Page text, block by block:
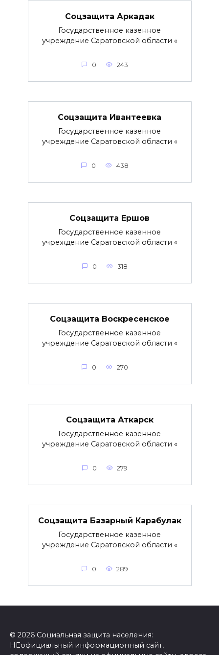
Соцзащита Аркадак
Государственное казенное
учреждение Саратовской области «
0 243
Соцзащита Ивантеевка
Государственное казенное
учреждение Саратовской области «
0 438
Соцзащита Ершов
Государственное казенное
учреждение Саратовской области «
0 318
Соцзащита Воскресенское
Государственное казенное
учреждение Саратовской области «
0 270
Соцзащита Аткарск
Государственное казенное
учреждение Саратовской области «
0 279
Соцзащита Базарный Карабулак
Государственное казенное
учреждение Саратовской области «
0 289
© 2026 Социальная защита населения:
НЕофициальный информационный сайт,